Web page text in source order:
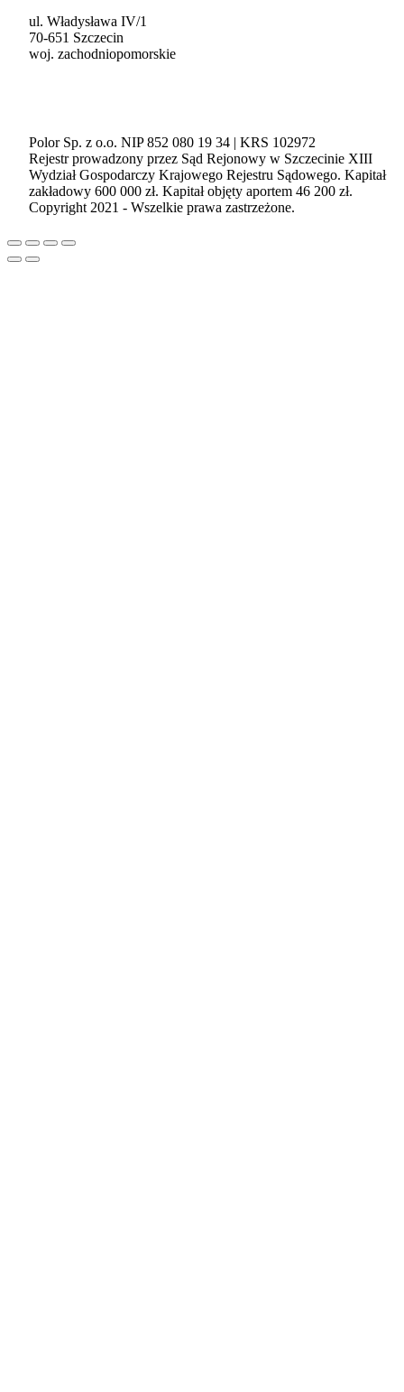
ul. Władysława IV/1
70-651 Szczecin
woj. zachodniopomorskie
Polor Sp. z o.o. NIP 852 080 19 34 | KRS 102972
Rejestr prowadzony przez Sąd Rejonowy w Szczecinie XIII
Wydział Gospodarczy Krajowego Rejestru Sądowego. Kapitał
zakładowy 600 000 zł. Kapitał objęty aportem 46 200 zł.
Copyright 2021 - Wszelkie prawa zastrzeżone.